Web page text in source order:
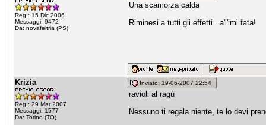
Reg.: 15 Dic 2006
Messaggi: 9472
Da: novafeltria (PS)
Una scamorza calda
Riminesi a tutti gli effetti...a'l'imi fata!
Krizia
Reg.: 29 Mar 2007
Messaggi: 1577
Da: Torino (TO)
Inviato: 19-06-2007 22:54
ravioli al ragù
Nessuno ti regala niente, te lo devi